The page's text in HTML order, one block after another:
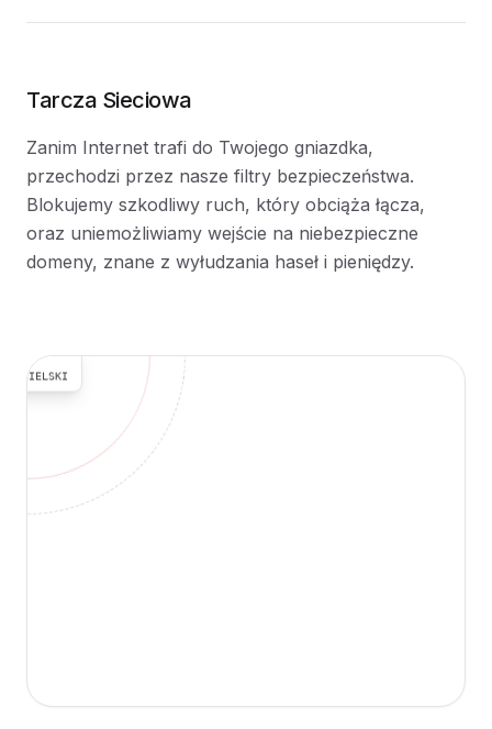
Tarcza Sieciowa
Zanim Internet trafi do Twojego gniazdka,
przechodzi przez nasze filtry bezpieczeństwa.
Blokujemy szkodliwy ruch, który obciąża łącza,
oraz uniemożliwiamy wejście na niebezpieczne
domeny, znane z wyłudzania haseł i pieniędzy.